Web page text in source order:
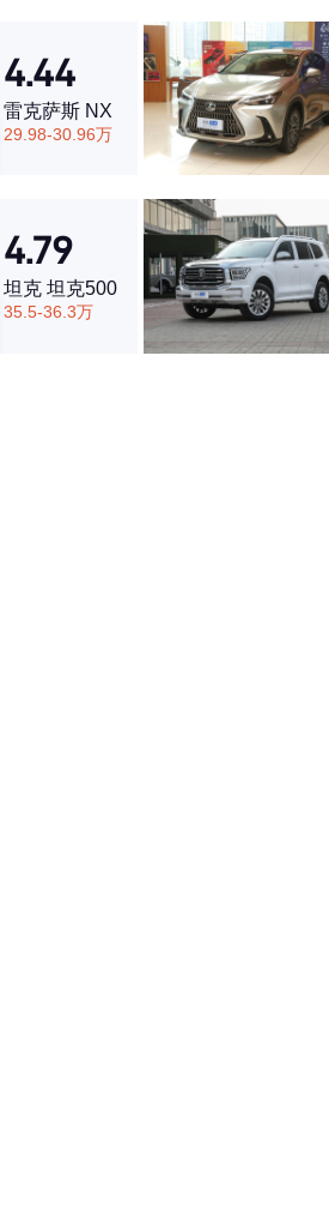
4.44
雷克萨斯 NX
29.98-30.96万
4.79
坦克 坦克500
35.5-36.3万